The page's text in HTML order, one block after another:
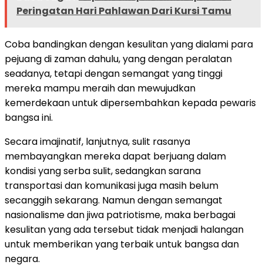
Peringatan Hari Pahlawan Dari Kursi Tamu
Coba bandingkan dengan kesulitan yang dialami para
pejuang di zaman dahulu, yang dengan peralatan
seadanya, tetapi dengan semangat yang tinggi
mereka mampu meraih dan mewujudkan
kemerdekaan untuk dipersembahkan kepada pewaris
bangsa ini.
Secara imajinatif, lanjutnya, sulit rasanya
membayangkan mereka dapat berjuang dalam
kondisi yang serba sulit, sedangkan sarana
transportasi dan komunikasi juga masih belum
secanggih sekarang. Namun dengan semangat
nasionalisme dan jiwa patriotisme, maka berbagai
kesulitan yang ada tersebut tidak menjadi halangan
untuk memberikan yang terbaik untuk bangsa dan
negara.